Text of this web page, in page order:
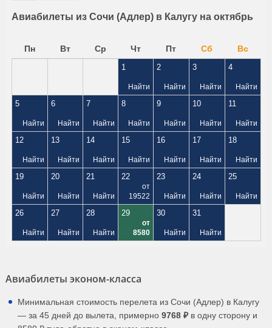
Авиабилеты из Сочи (Адлер) в Калугу на октябрь
Пн Вт Ср Чт Пт Сб Вс
1
Найти
2
Найти
3
Найти
4
Найти
5
Найти
6
Найти
7
Найти
8
Найти
9
Найти
10
Найти
11
Найти
12
Найти
13
Найти
14
Найти
15
Найти
16
Найти
17
Найти
18
Найти
19
Найти
20
Найти
21
Найти
22
от
19522
23
Найти
24
Найти
25
Найти
26
Найти
27
Найти
28
Найти
29
от
8580
30
Найти
31
Найти
Авиабилеты эконом-класса
Минимальная стоимость перелета из Сочи (Адлер) в Калугу
— за 45 дней до вылета, примерно 9768 ₽ в одну сторону и